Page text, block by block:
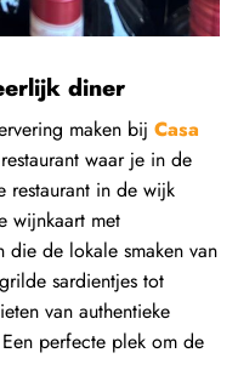
diner
maken bij Casa
waar je in de
restaurant in de wijk
wijnkaart met
die de lokale smaken van
sardientjes tot
van authentieke
perfecte plek om de